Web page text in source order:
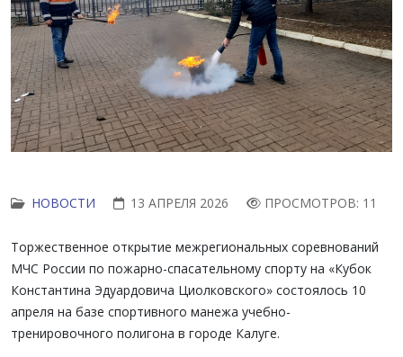
НОВОСТИ 13 АПРЕЛЯ 2026 ПРОСМОТРОВ: 11
Торжественное открытие межрегиональных соревнований
МЧС России по пожарно-спасательному спорту на «Кубок
Константина Эдуардовича Циолковского» состоялось 10
апреля на базе спортивного манежа учебно-
тренировочного полигона в городе Калуге.